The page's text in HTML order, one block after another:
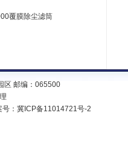
覆膜除尘滤筒
区 邮编：065500
： 冀ICP备11014721号-2